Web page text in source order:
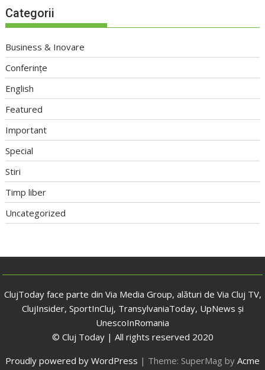
Categorii
Business & Inovare
Conferințe
English
Featured
Important
Special
Stiri
Timp liber
Uncategorized
ClujToday face parte din Via Media Group, alături de Via Cluj TV,
ClujInsider, SportInCluj, TransylvaniaToday, UpNews și
UnescoInRomania
© Cluj Today | All rights reserved 2020
Proudly powered by WordPress | Theme: SuperMag by Acme